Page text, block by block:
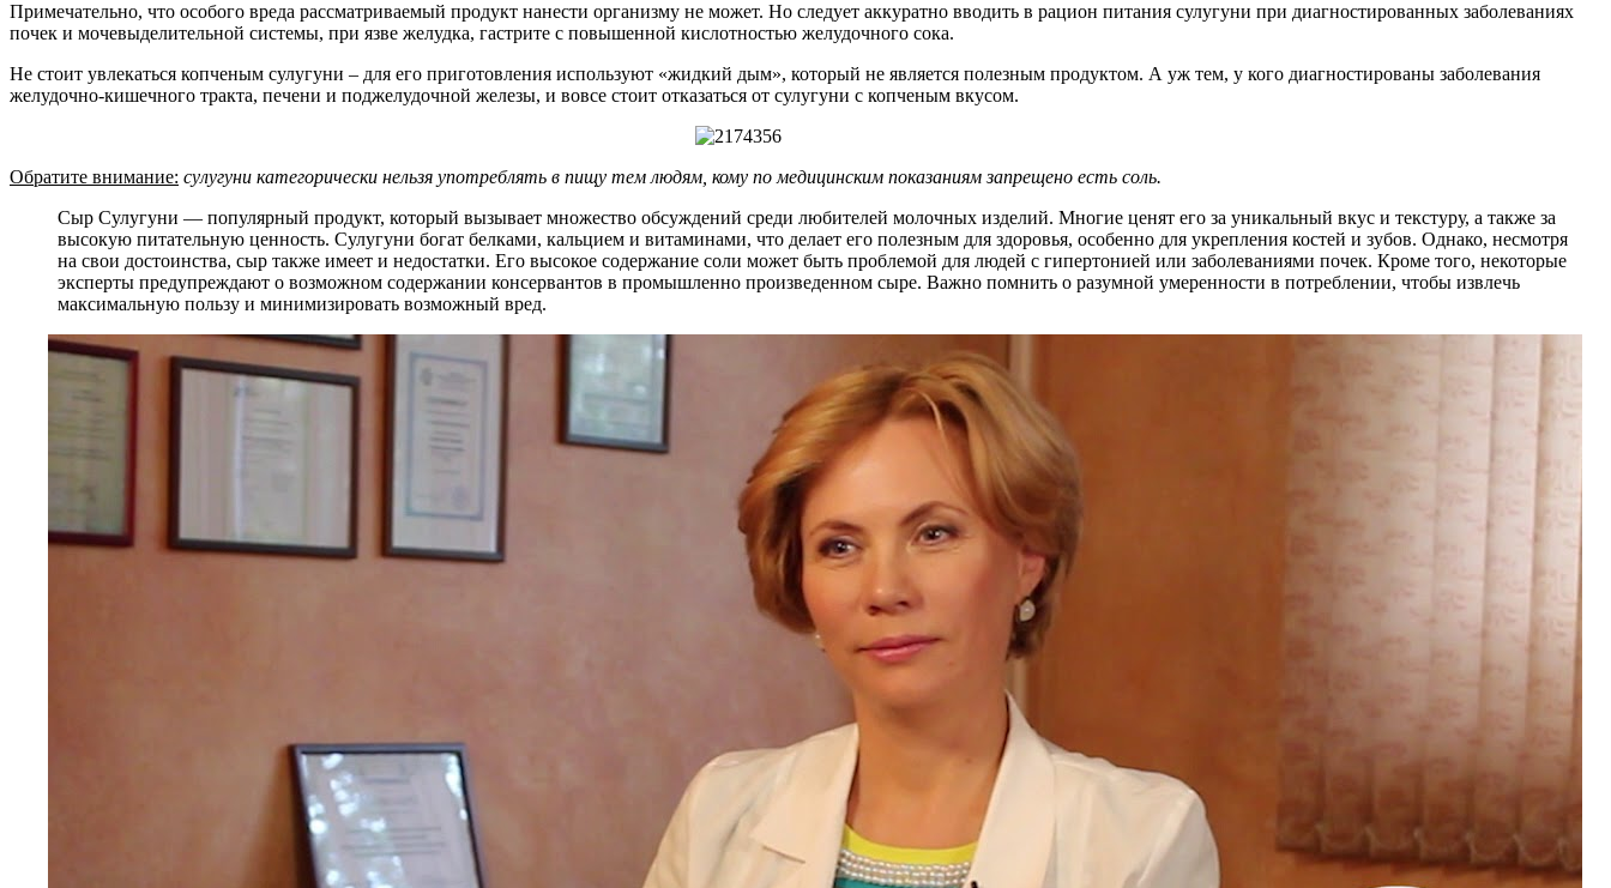
Примечательно, что особого вреда рассматриваемый продукт нанести организму не может. Но следует аккуратно вводить в рацион питания сулугуни при диагностированных заболеваниях
почек и мочевыделительной системы, при язве желудка, гастрите с повышенной кислотностью желудочного сока.
Не стоит увлекаться копченым сулугуни – для его приготовления используют «жидкий дым», который не является полезным продуктом. А уж тем, у кого диагностированы заболевания
желудочно-кишечного тракта, печени и поджелудочной железы, и вовсе стоит отказаться от сулугуни с копченым вкусом.
Обратите внимание: сулугуни категорически нельзя употреблять в пищу тем людям, кому по медицинским показаниям запрещено есть соль.
Сыр Сулугуни — популярный продукт, который вызывает множество обсуждений среди любителей молочных изделий. Многие ценят его за уникальный вкус и текстуру, а также за
высокую питательную ценность. Сулугуни богат белками, кальцием и витаминами, что делает его полезным для здоровья, особенно для укрепления костей и зубов. Однако, несмотря
на свои достоинства, сыр также имеет и недостатки. Его высокое содержание соли может быть проблемой для людей с гипертонией или заболеваниями почек. Кроме того, некоторые
эксперты предупреждают о возможном содержании консервантов в промышленно произведенном сыре. Важно помнить о разумной умеренности в потреблении, чтобы извлечь
максимальную пользу и минимизировать возможный вред.